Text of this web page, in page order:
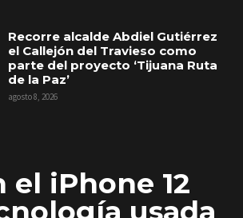
Recorre alcalde Abdiel Gutiérrez
el Callejón del Travieso como
parte del proyecto ‘Tijuana Ruta
de la Paz’
agosto 8, 2026